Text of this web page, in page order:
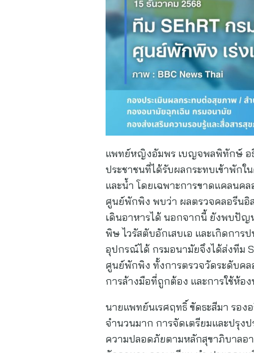
แพทย์หญิงอัมพร เบญจพลพิทักษ์ อ
ประชาชนที่ได้รับผลกระทบเข้าพัก
และน้ำ โดยเฉพาะการขาดแคลนค
ศูนย์พักพิง พบว่า ผลตรวจคลอรีนอิ
เดินอาหารได้ นอกจากนี้ ยังพบปัญ
พิษ ไวรัสตับอักเสบเอ และเกิดการ
อุปกรณ์ได้ กรมอนามัยจึงได้ส่งทีม
ศูนย์พักพิง ทั้งการตรวจวัดระดับคล
การล้างมือที่ถูกต้อง และการใช้ห้อ
นายแพทย์นเรศฤทธิ์ ขัดธะสีมา รอ
จำนวนมาก การจัดเตรียมและปรุง
ความปลอดภัยตามหลักสุขาภิบาลอ